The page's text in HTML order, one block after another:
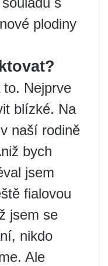
plodiny
Nejprve
blízké. Na
naší rodině
bych
jsem
fialovou
jsem se
nikdo
Ale